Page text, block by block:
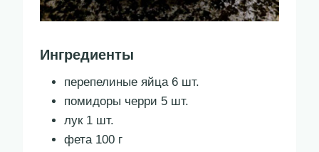
Ингредиенты
перепелиные яйца 6 шт.
помидоры черри 5 шт.
лук 1 шт.
фета 100 г